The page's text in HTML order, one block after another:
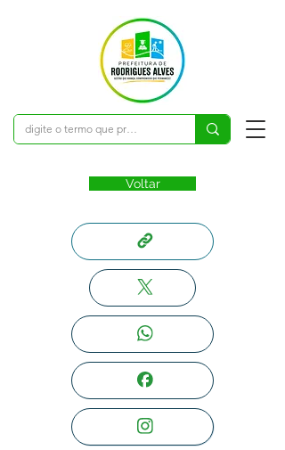
Voltar